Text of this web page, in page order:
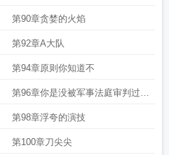
第90章贪婪的火焰
第92章A大队
第94章原则你知道不
第96章你是没被军事法庭审判过还
是怎么着
第98章浮夸的演技
第100章刀尖尖